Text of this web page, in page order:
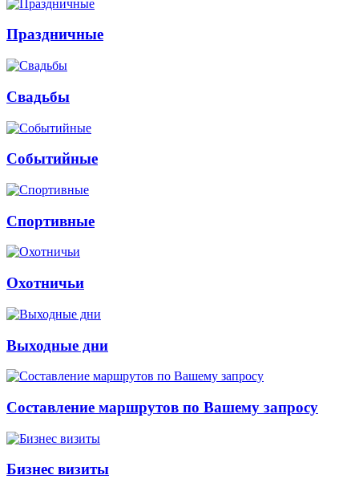
Праздничные
Свадьбы
Событийные
Спортивные
Охотничьи
Выходные дни
Составление маршрутов по Вашему запросу
Бизнес визиты